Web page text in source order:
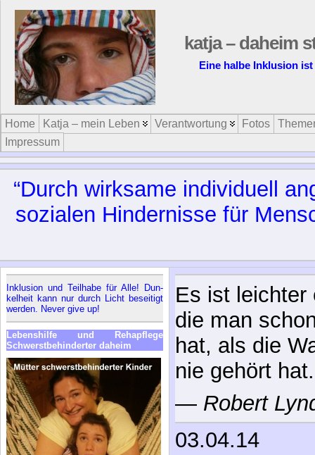
katja – daheim
Eine halbe Inklusion
Home Katja – mein Leben Verantwortung Fotos
Impressum
“Durch wirk­sa­me in­di­vi­du­ell
so­zia­len Hin­der­nis­se für
In­klu­si­on und Teil­ha­be für Al­le! Dun­
kel­heit kann nur durch Licht be­sei­tigt
wer­den. Ne­ver gi­ve up!
Le­bens­hil­fe und Re­h­a­pfle­ge
Schwerst­be­hin­der­ter da­heim
Es ist leichter
die man
hat, als die
nie gehört hat.
— Robert
03.04.14